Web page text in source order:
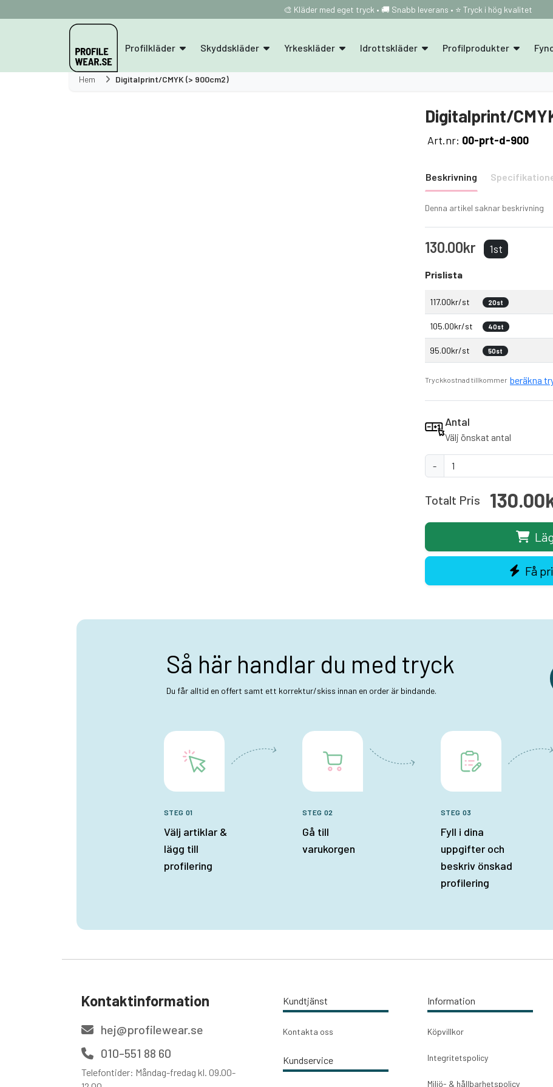
🎨 Kläder med eget tryck • 🚚 Snabb leverans • ⭐ Tryck i hög kvalitet
Profilkläder Skyddskläder Yrkeskläder Idrottskläder Profilprodukter
Hem Digitalprint/CMYK (> 900cm2)
Digitalprint/
Art.nr: 00-prt-d-900
Beskrivning
Denna artikel saknar beskrivning
130.00kr 1st
Prislista
117.00kr/st 20st
105.00kr/st 40st
95.00kr/st 50st
Tryckkostnad tillkommer beräkna
Antal
Välj önskat antal
-
Totalt Pris
Få
Så här handlar du med tryck
Du får alltid en offert samt ett korrektur/skiss innan en order är bindande.
STEG 01
Välj artiklar &
lägg till
profilering
STEG 02
Gå till
varukorgen
STEG 03
Fyll i dina
uppgifter och
beskriv önskad
profilering
Kontaktinformation
hej@profilewear.se
010-551 88 60
Telefontider: Måndag-fredag kl. 09.00-
Kundtjänst
Kontakta oss
Kundservice
Information
Köpvillkor
Integritetspolicy
Miljö- & hållbarhetspolicy